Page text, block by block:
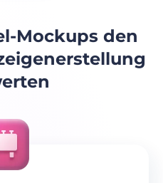
Mockups den